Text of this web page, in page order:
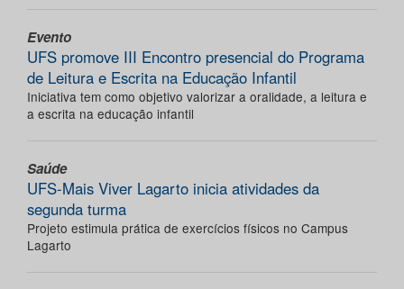
Evento
UFS promove III Encontro presencial do Programa
de Leitura e Escrita na Educação Infantil
Iniciativa tem como objetivo valorizar a oralidade, a leitura e
a escrita na educação infantil
Saúde
UFS-Mais Viver Lagarto inicia atividades da
segunda turma
Projeto estimula prática de exercícios físicos no Campus
Lagarto